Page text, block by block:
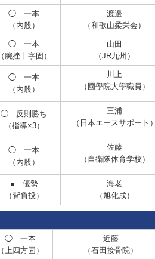
◯ 一本
（内股）
渡邉
（和歌山柔栄会）
◯ 一本
（腕挫十字固 ）
山田
（JR九州）
◯ 一本
（内股）
川上
（國學院大學職員）
◯ 反則勝ち
（指導×3）
三浦
（日本エースサポート）
◯ 一本
（内股）
佐藤
（自衛隊体育学校）
● 優勢
（背負投）
海老
（旭化成）
◯ 一本
（上四方固 ）
近藤
（石田接骨院）